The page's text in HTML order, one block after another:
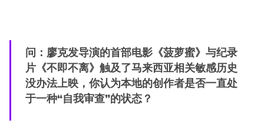
问：廖克发导演的首部电影《菠萝蜜》与纪录
片《不即不离》触及了马来西亚相关敏感历史
没办法上映，你认为本地的创作者是否一直处
于一种“自我审查”的状态？